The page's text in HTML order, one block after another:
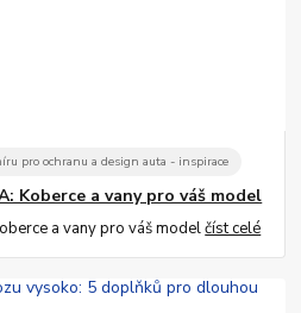
pro ochranu a design auta - inspirace
Koberce a vany pro váš model
a vany pro váš modelčíst celé